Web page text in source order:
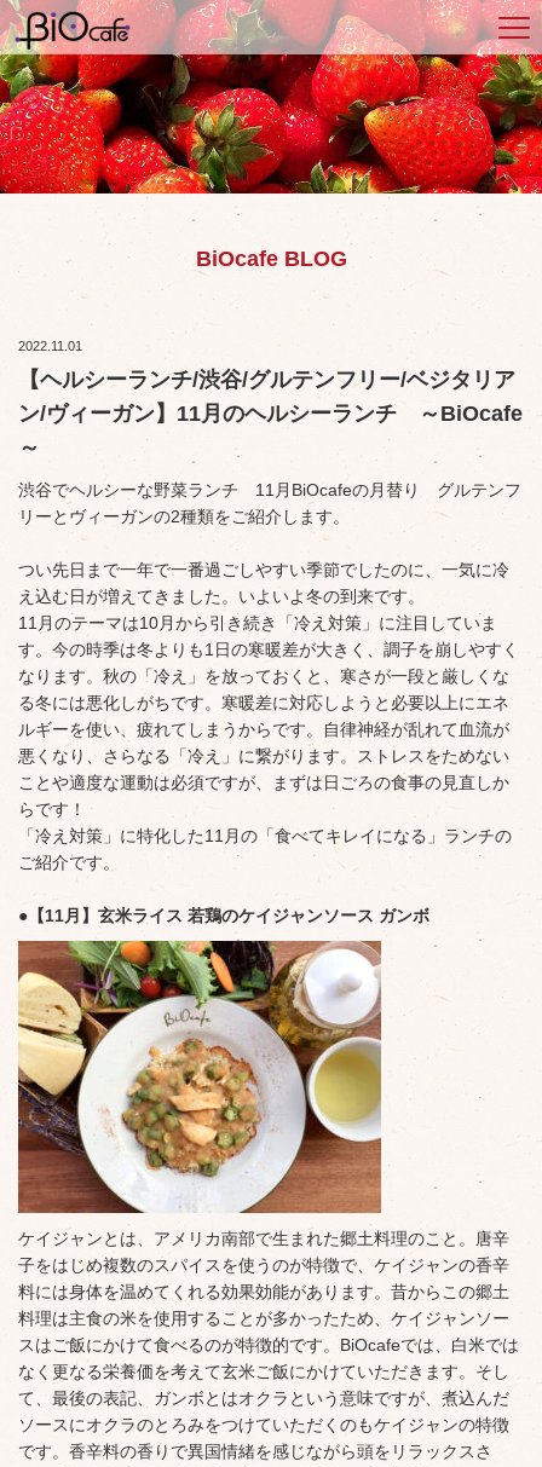
BiOcafe BLOG
2022.11.01
【ヘルシーランチ/渋谷/グルテンフリー/ベジタリア
ン/ヴィーガン】11月のヘルシーランチ ～BiOcafe
～
渋谷でヘルシーな野菜ランチ 11月BiOcafeの月替り グルテンフ
リーとヴィーガンの2種類をご紹介します。
つい先日まで一年で一番過ごしやすい季節でしたのに、一気に冷
え込む日が増えてきました。いよいよ冬の到来です。
11月のテーマは10月から引き続き「冷え対策」に注目していま
す。今の時季は冬よりも1日の寒暖差が大きく、調子を崩しやすく
なります。秋の「冷え」を放っておくと、寒さが一段と厳しくな
る冬には悪化しがちです。寒暖差に対応しようと必要以上にエネ
ルギーを使い、疲れてしまうからです。自律神経が乱れて血流が
悪くなり、さらなる「冷え」に繋がります。ストレスをためない
ことや適度な運動は必須ですが、まずは日ごろの食事の見直しか
らです！
「冷え対策」に特化した11月の「食べてキレイになる」ランチの
ご紹介です。
●【11月】玄米ライス 若鶏のケイジャンソース ガンボ
ケイジャンとは、アメリカ南部で生まれた郷土料理のこと。唐辛
子をはじめ複数のスパイスを使うのが特徴で、ケイジャンの香辛
料には身体を温めてくれる効果効能があります。昔からこの郷土
料理は主食の米を使用することが多かったため、ケイジャンソー
スはご飯にかけて食べるのが特徴的です。BiOcafeでは、白米では
なく更なる栄養価を考えて玄米ご飯にかけていただきます。そし
て、最後の表記、ガンボとはオクラという意味ですが、煮込んだ
ソースにオクラのとろみをつけていただくのもケイジャンの特徴
です。香辛料の香りで異国情緒を感じながら頭をリラックスさ